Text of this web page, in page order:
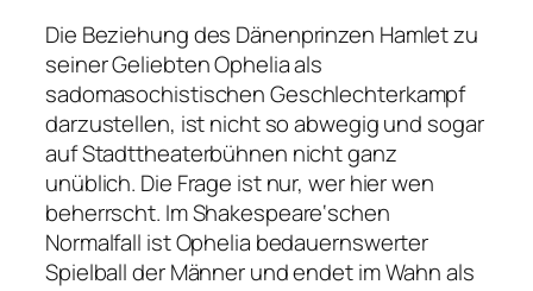
Die Beziehung des Dänenprinzen Hamlet zu
seiner Geliebten Ophelia als
sadomasochistischen Geschlechterkampf
darzustellen, ist nicht so abwegig und sogar
auf Stadttheaterbühnen nicht ganz
unüblich. Die Frage ist nur, wer hier wen
beherrscht. Im Shakespeare‘schen
Normalfall ist Ophelia bedauernswerter
Spielball der Männer und endet im Wahn als